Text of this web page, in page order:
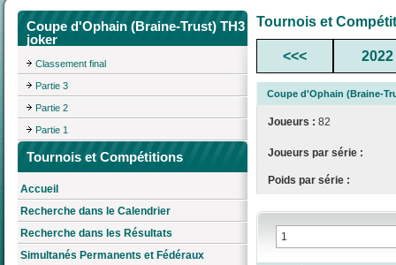
Coupe d'Ophain (Braine-Trust) TH3
joker
Classement final
Partie 3
Partie 2
Partie 1
Tournois et Compétitions
Accueil
Recherche dans le Calendrier
Recherche dans les Résultats
Simultanés Permanents et Fédéraux
Tournois et
<<< 2022
Coupe d'Ophain (Braine-
Joueurs : 82
Joueurs par série :
Poids par série :